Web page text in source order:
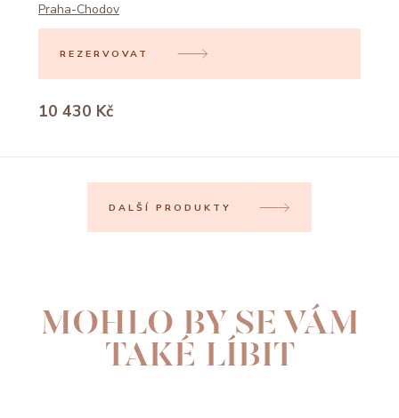
Praha-Chodov
REZERVOVAT
10 430 Kč
DALŠÍ PRODUKTY
MOHLO BY SE VÁM
TAKÉ LÍBIT